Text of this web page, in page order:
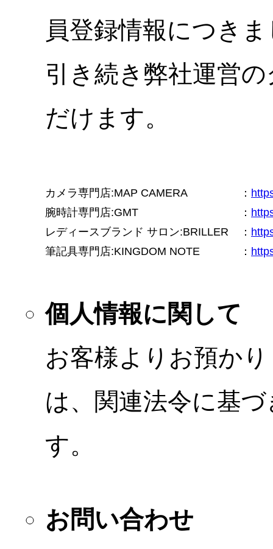
員登録情報につき
引き続き弊社運営
だけます。
カメラ専門店:MAP CAMERA ：
腕時計専門店:GMT
：
レディースブランド サロン:BRILLER
：
筆記具専門店:KINGDOM NOTE
：
個人情報に関して
お客様よりお預か
は、関連法令に基
す。
お問い合わせ